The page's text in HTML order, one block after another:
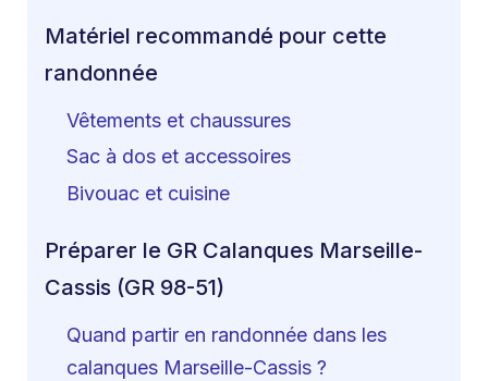
Matériel recommandé pour cette
randonnée
Vêtements et chaussures
Sac à dos et accessoires
Bivouac et cuisine
Préparer le GR Calanques Marseille-
Cassis (GR 98-51)
Quand partir en randonnée dans les
calanques Marseille-Cassis ?